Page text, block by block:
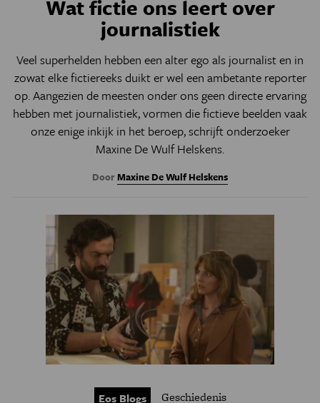
Wat fictie ons leert over
journalistiek
Veel superhelden hebben een alter ego als journalist en in
zowat elke fictiereeks duikt er wel een ambetante reporter
op. Aangezien de meesten onder ons geen directe ervaring
hebben met journalistiek, vormen die fictieve beelden vaak
onze enige inkijk in het beroep, schrijft onderzoeker
Maxine De Wulf Helskens.
DoorMaxine De Wulf Helskens
Eos Blogs Geschiedenis